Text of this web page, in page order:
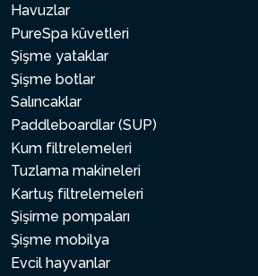
Havuzlar
PureSpa küvetleri
Şişme yataklar
Şişme botlar
Salıncaklar
Paddleboardlar (SUP)
Kum filtrelemeleri
Tuzlama makineleri
Kartuş filtrelemeleri
Şişirme pompaları
Şişme mobilya
Evcil hayvanlar